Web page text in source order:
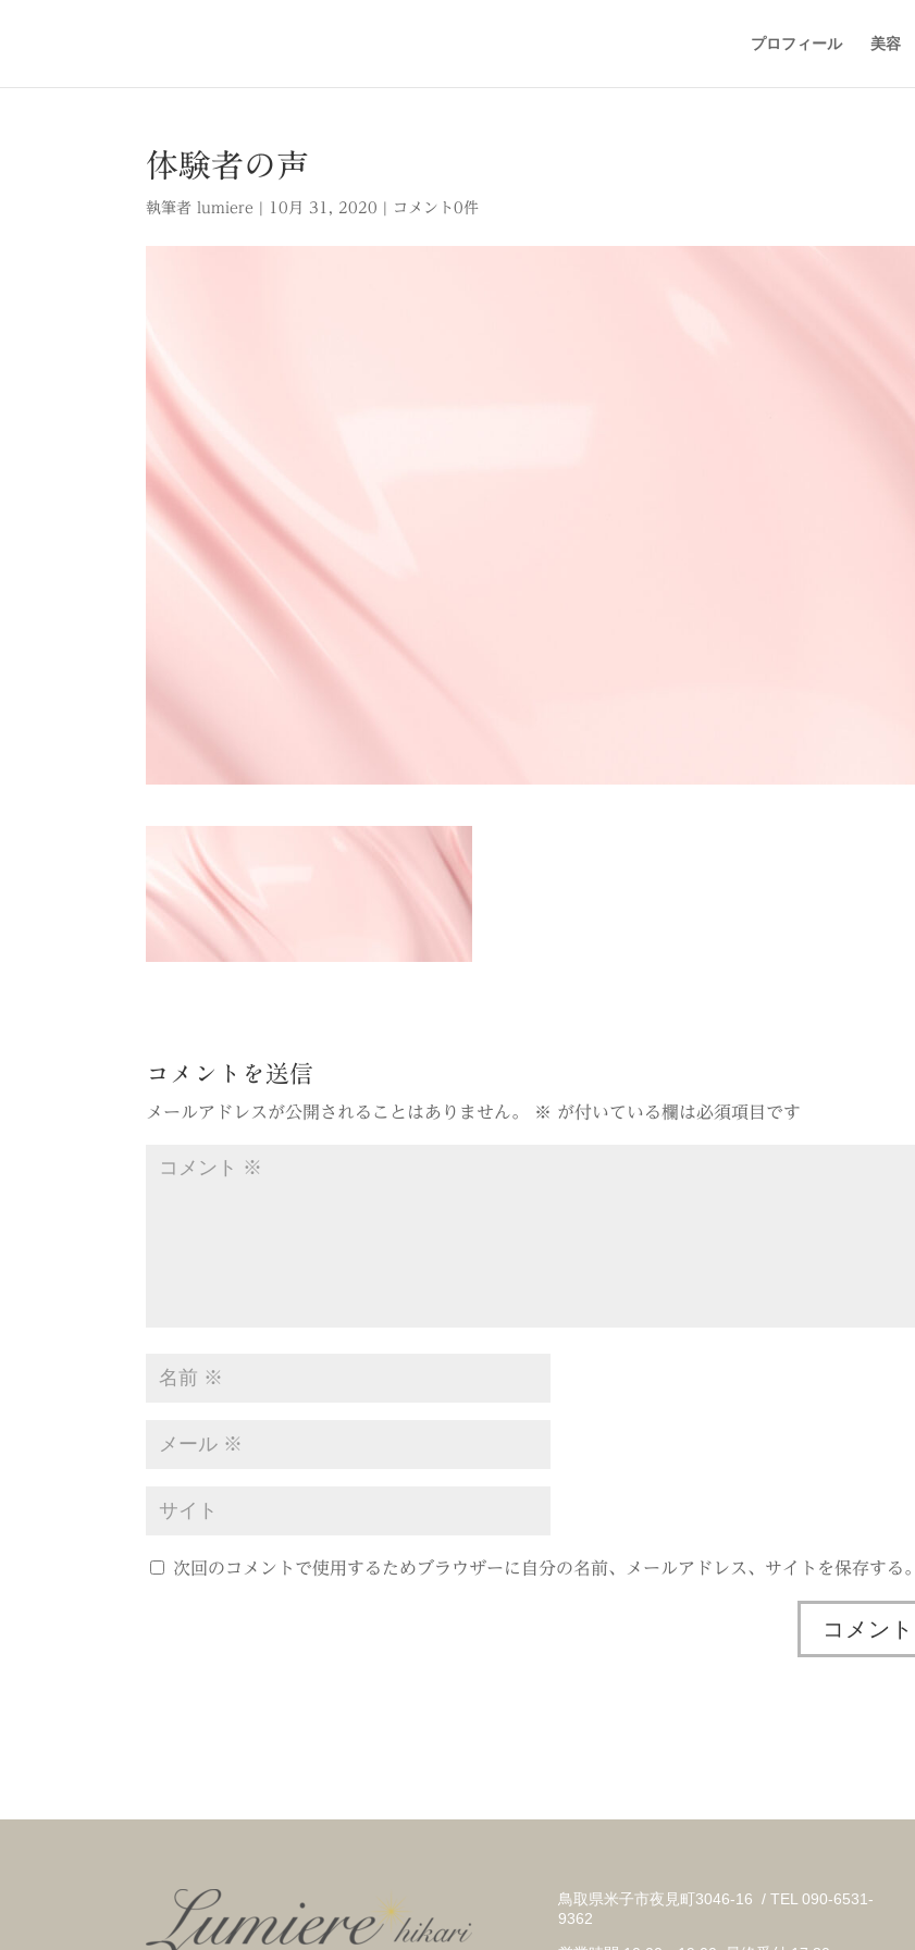
プロフィール 美容
体験者の声
執筆者 lumiere 10月 31, 2020 コメント0件
コメントを送信
メールアドレスが公開されることはありません。 ※ が付いている欄は必須項目です
次回のコメントで使用するためブラウザーに自分の名前、メールアドレス、サイトを保存する。
鳥取県米子市夜見町3046-16 / TEL 090-6531-
9362